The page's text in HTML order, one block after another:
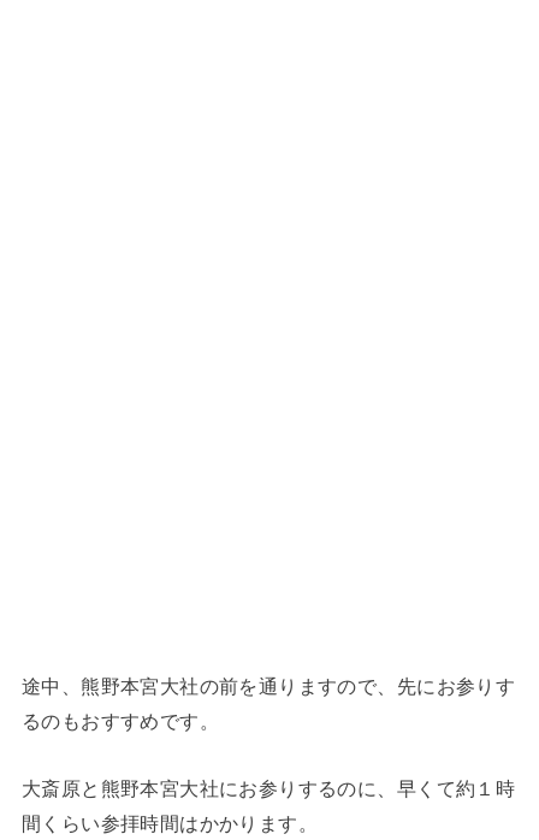
途中、熊野本宮大社の前を通りますので、先にお参りす
るのもおすすめです。
大斎原と熊野本宮大社にお参りするのに、早くて約１時
間くらい参拝時間はかかります。